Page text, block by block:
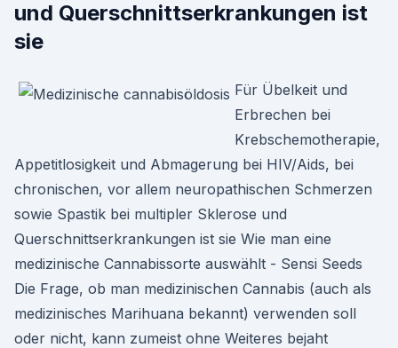
und Querschnittserkrankungen ist
sie
Für Übelkeit und
Erbrechen bei
Krebschemotherapie,
Appetitlosigkeit und Abmagerung bei HIV/Aids, bei
chronischen, vor allem neuropathischen Schmerzen
sowie Spastik bei multipler Sklerose und
Querschnittserkrankungen ist sie Wie man eine
medizinische Cannabissorte auswählt - Sensi Seeds
Die Frage, ob man medizinischen Cannabis (auch als
medizinisches Marihuana bekannt) verwenden soll
oder nicht, kann zumeist ohne Weiteres bejaht